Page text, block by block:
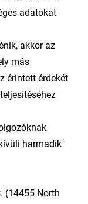
adatokat
akkor az
más
érintett érdekét
harmadik
(14455 North